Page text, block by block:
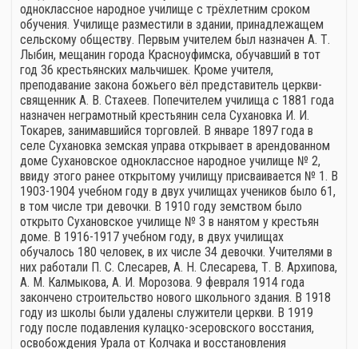
одноклассное народное училище с трёхлетним сроком
обучения. Училище разместили в здании, принадлежащем
сельскому обществу. Первым учителем был назначен А. Т.
Лыбин, мещанин города Красноуфимска, обучавший в тот
год 36 крестьянских мальчишек. Кроме учителя,
преподавание закона божьего вёл представитель церкви-
священник А. В. Стахеев. Попечителем училища с 1881 года
назначен неграмотный крестьянин села Сухановка И. И.
Токарев, занимавшийся торговлей. В январе 1897 года в
селе Сухановка земская управа открывает в арендованном
доме Сухановское одноклассное народное училище № 2,
ввиду этого ранее открытому училищу присваивается № 1. В
1903-1904 учебном году в двух училищах учеников было 61,
в том числе три девочки. В 1910 году земством было
открыто Сухановское училище № 3 в нанятом у крестьян
доме. В 1916-1917 учебном году, в двух училищах
обучалось 180 человек, в их числе 34 девочки. Учителями в
них работали П. С. Слесарев, А. Н. Слесарева, Т. В. Архипова,
А. М. Калмыкова, А. И. Морозова. 9 февраля 1914 года
закончено строительство нового школьного здания. В 1918
году из школы были удалены служители церкви. В 1919
году после подавления кулацко-эсеровского восстания,
освобождения Урала от Колчака и восстановления